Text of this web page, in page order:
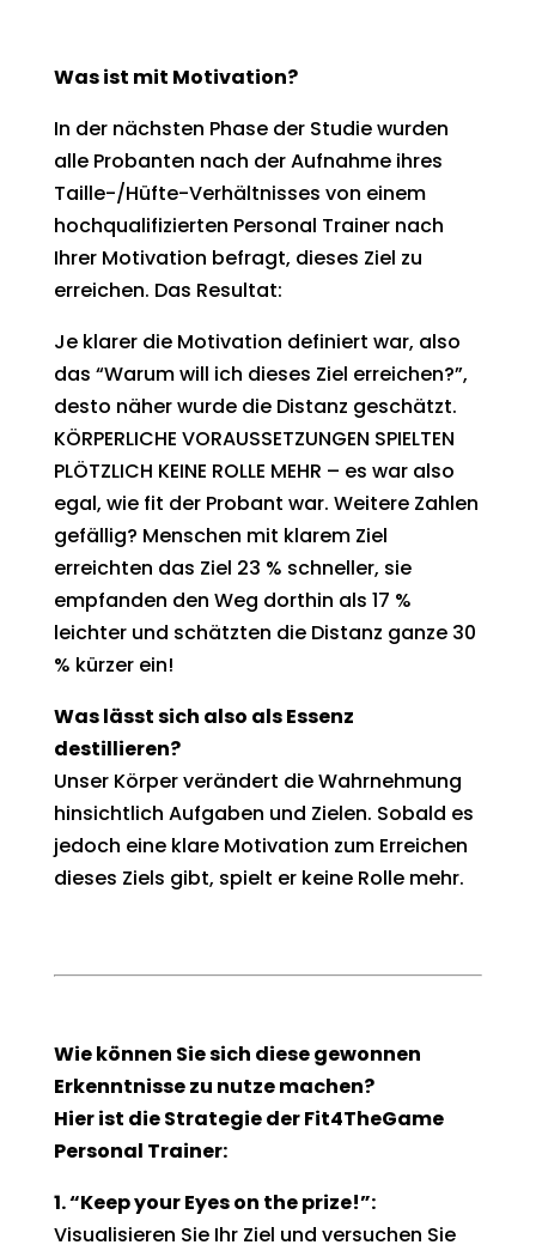
Was ist mit Motivation?
In der nächsten Phase der Studie wurden
alle Probanten nach der Aufnahme ihres
Taille-/Hüfte-Verhältnisses von einem
hochqualifizierten Personal Trainer nach
Ihrer Motivation befragt, dieses Ziel zu
erreichen. Das Resultat:
Je klarer die Motivation definiert war, also
das “Warum will ich dieses Ziel erreichen?”,
desto näher wurde die Distanz geschätzt.
KÖRPERLICHE VORAUSSETZUNGEN SPIELTEN
PLÖTZLICH KEINE ROLLE MEHR – es war also
egal, wie fit der Probant war. Weitere Zahlen
gefällig? Menschen mit klarem Ziel
erreichten das Ziel 23 % schneller, sie
empfanden den Weg dorthin als 17 %
leichter und schätzten die Distanz ganze 30
% kürzer ein!
Was lässt sich also als Essenz
destillieren?
Unser Körper verändert die Wahrnehmung
hinsichtlich Aufgaben und Zielen. Sobald es
jedoch eine klare Motivation zum Erreichen
dieses Ziels gibt, spielt er keine Rolle mehr.
Wie können Sie sich diese gewonnen
Erkenntnisse zu nutze machen?
Hier ist die Strategie der Fit4TheGame
Personal Trainer:
1. “Keep your Eyes on the prize!”:
Visualisieren Sie Ihr Ziel und versuchen Sie